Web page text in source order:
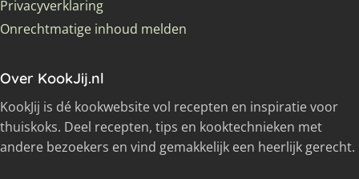
Privacyverklaring
Onrechtmatige inhoud melden
Over KookJij.nl
KookJij is dé kookwebsite vol recepten en inspiratie voor
thuiskoks. Deel recepten, tips en kooktechnieken met
andere bezoekers en vind gemakkelijk een heerlijk gerecht.